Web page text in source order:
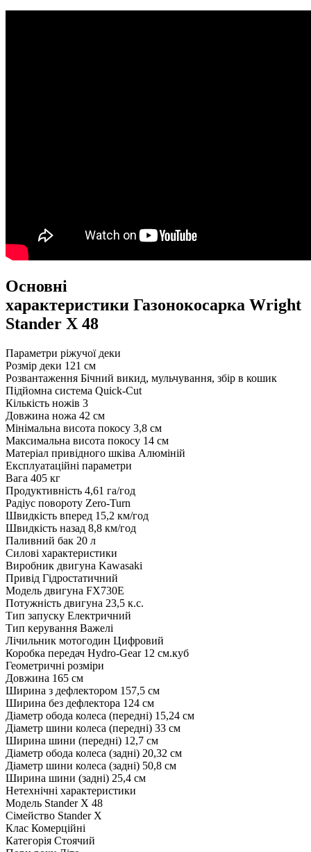
Основні
характеристики Газонокосарка Wright
Stander X 48
Параметри ріжучої деки
Розмір деки 121 см
Розвантаження Бічний викид, мульчування, збір в кошик
Підйомна система Quick-Cut
Кількість ножів 3
Довжина ножа 42 см
Мінімальна висота покосу 3,8 см
Максимальна висота покосу 14 см
Матеріал привідного шківа Алюміній
Експлуатаційні параметри
Вага 405 кг
Продуктивність 4,61 га/год
Радіус повороту Zero-Turn
Швидкість вперед 15,2 км/год
Швидкість назад 8,8 км/год
Паливний бак 20 л
Силові характеристики
Виробник двигуна Kawasaki
Привід Гідростатичний
Модель двигуна FX730E
Потужність двигуна 23,5 к.с.
Тип запуску Електричний
Тип керування Важелі
Лічильник мотогодин Цифровий
Коробка передач Hydro-Gear 12 см.куб
Геометричні розміри
Довжина 165 см
Ширина з дефлектором 157,5 см
Ширина без дефлектора 124 см
Діаметр обода колеса (передні) 15,24 см
Діаметр шини колеса (передні) 33 см
Ширина шини (передні) 12,7 см
Діаметр обода колеса (задні) 20,32 см
Діаметр шини колеса (задні) 50,8 см
Ширина шини (задні) 25,4 см
Нетехнічні характеристики
Модель Stander X 48
Сімейство Stander X
Клас Комерційні
Категорія Стоячий